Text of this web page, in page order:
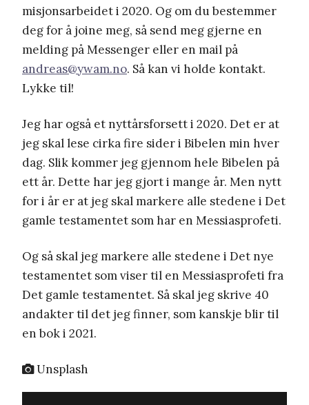
misjonsarbeidet i 2020. Og om du bestemmer
deg for å joine meg, så send meg gjerne en
melding på Messenger eller en mail på
andreas@ywam.no. Så kan vi holde kontakt.
Lykke til!
Jeg har også et nyttårsforsett i 2020. Det er at
jeg skal lese cirka fire sider i Bibelen min hver
dag. Slik kommer jeg gjennom hele Bibelen på
ett år. Dette har jeg gjort i mange år. Men nytt
for i år er at jeg skal markere alle stedene i Det
gamle testamentet som har en Messiasprofeti.
Og så skal jeg markere alle stedene i Det nye
testamentet som viser til en Messiasprofeti fra
Det gamle testamentet. Så skal jeg skrive 40
andakter til det jeg finner, som kanskje blir til
en bok i 2021.
Unsplash